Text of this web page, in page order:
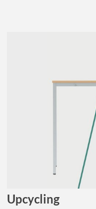
Upcycling